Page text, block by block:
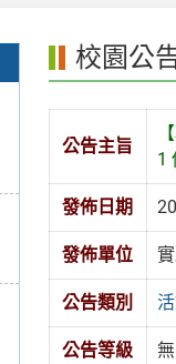
校園公
公告主旨
1
發佈日期
發佈單位
公告類別
公告等級 無